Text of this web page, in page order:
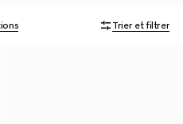
Trier et filtrer